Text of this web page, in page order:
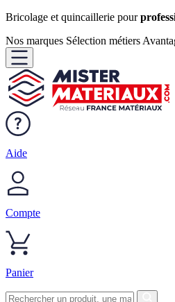
Bricolage et quincaillerie pour
Nos marques Sélection métiers
Aide
Compte
Panier